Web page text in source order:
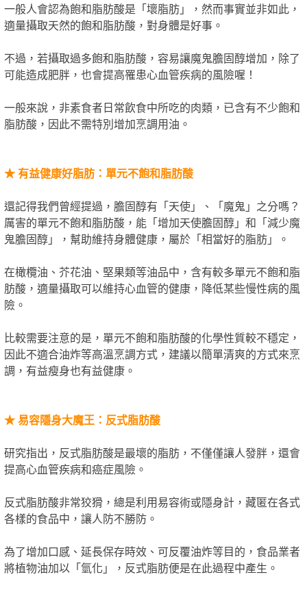
一般人會認為飽和脂肪酸是「壞脂肪」，然而事實並非如此，
適量攝取天然的飽和脂肪酸，對身體是好事。
不過，若攝取過多飽和脂肪酸，容易讓魔鬼膽固醇增加，除了
可能造成肥胖，也會提高罹患心血管疾病的風險喔！
一般來說，非素食者日常飲食中所吃的肉類，已含有不少飽和
脂肪酸，因此不需特別增加烹調用油。
★有益健康好脂肪：單元不飽和脂肪酸
還記得我們曾經提過，膽固醇有「天使」、「魔鬼」之分嗎？
厲害的單元不飽和脂肪酸，能「增加天使膽固醇」和「減少魔
鬼膽固醇」，幫助維持身體健康，屬於「相當好的脂肪」。
在橄欖油、芥花油、堅果類等油品中，含有較多單元不飽和脂
肪酸，適量攝取可以維持心血管的健康，降低某些慢性病的風
險。
比較需要注意的是，單元不飽和脂肪酸的化學性質較不穩定，
因此不適合油炸等高溫烹調方式，建議以簡單清爽的方式來烹
調，有益瘦身也有益健康。
★易容隱身大魔王：反式脂肪酸
研究指出，反式脂肪酸是最壞的脂肪，不僅僅讓人發胖，還會
提高心血管疾病和癌症風險。
反式脂肪酸非常狡猾，總是利用易容術或隱身計，藏匿在各式
各樣的食品中，讓人防不勝防。
為了增加口感、延長保存時效、可反覆油炸等目的，食品業者
將植物油加以「氫化」，反式脂肪便是在此過程中產生。